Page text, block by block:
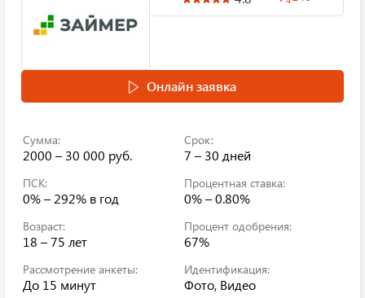
Онлайн заявка
Сумма:
2000 – 30 000 руб.
Срок:
7 – 30 дней
ПСК:
0% – 292% в год
Процентная ставка:
0% – 0.80%
Возраст:
18 – 75 лет
Процент одобрения:
67%
Рассмотрение анкеты:
До 15 минут
Идентификация:
Фото, Видео